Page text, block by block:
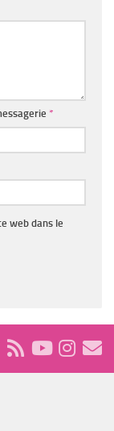
*
web dans le